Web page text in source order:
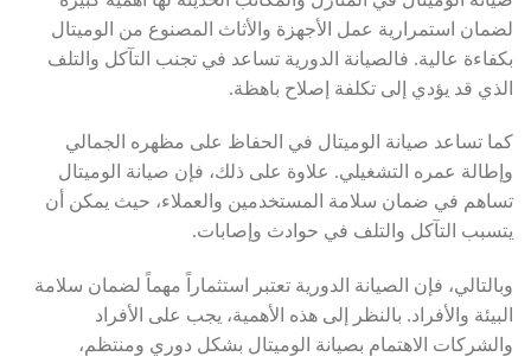
لضمان استمرارية عمل الأجهزة والأثاث المصنوع من الوميتال
بكفاءة عالية. فالصيانة الدورية تساعد في تجنب التآكل والتلف
الذي قد يؤدي إلى تكلفة إصلاح باهظة.
كما تساعد صيانة الوميتال في الحفاظ على مظهره الجمالي
وإطالة عمره التشغيلي. علاوة على ذلك، فإن صيانة الوميتال
تساهم في ضمان سلامة المستخدمين والعملاء، حيث يمكن أن
يتسبب التآكل والتلف في حوادث وإصابات.
وبالتالي، فإن الصيانة الدورية تعتبر استثماراً مهماً لضمان سلامة
البيئة والأفراد. بالنظر إلى هذه الأهمية، يجب على الأفراد
والشركات الاهتمام بصيانة الوميتال بشكل دوري ومنتظم،